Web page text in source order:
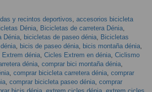
y recintos deportivos, accesorios bicicleta
Dénia, Bicicletas de carretera Dénia,
Dénia, bicicletas de paseo dénia, Bicicletas
, bicis de paseo dénia, bicis montaña dénia,
Extrem dénia, Cicles Extrem en dénia, Ciclismo
dénia, comprar bici montaña dénia,
, comprar bicicleta carretera dénia, comprar
, comprar bicicleta paseo dénia, comprar